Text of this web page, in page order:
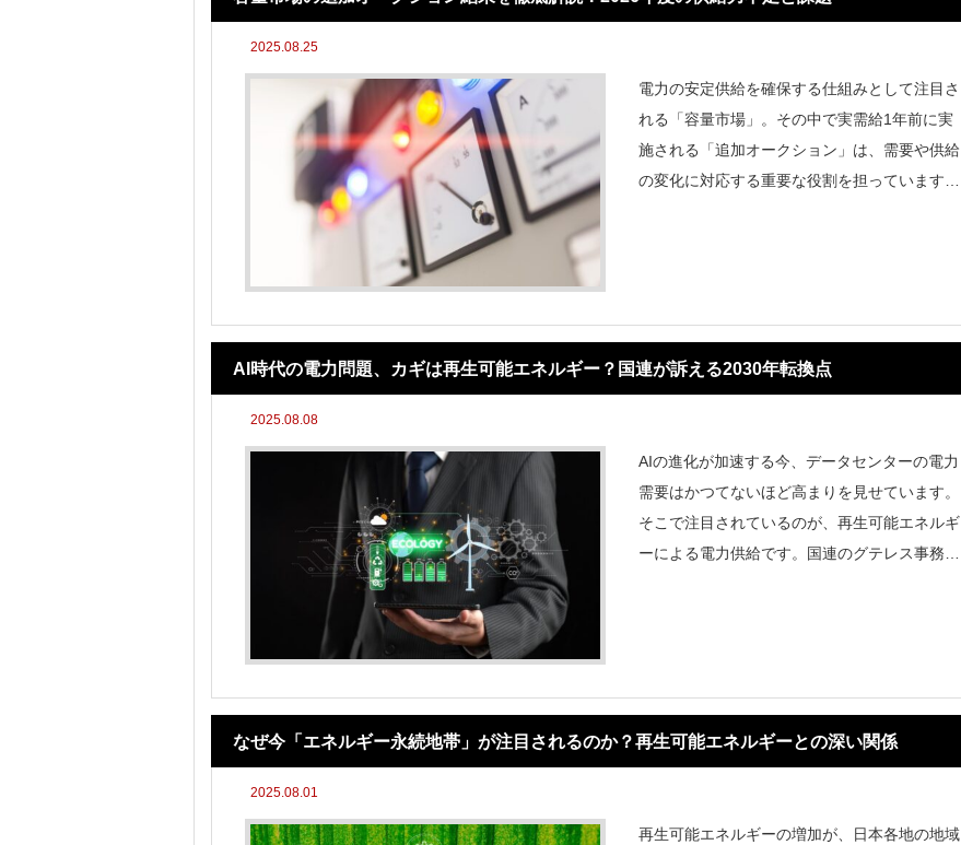
2025.08.25
電力の安定供給を確保する仕組みとして注目さ
れる「容量市場」。その中で実需給1年前に実
施される「追加オークション」は、需要や供給
の変化に対応する重要な役割を担っています。
AI時代の電力問題、カギは再生可能エネルギー？国連が訴える2030年転換点
2025.08.08
AIの進化が加速する今、データセンターの電力
需要はかつてないほど高まりを見せています。
そこで注目されているのが、再生可能エネルギ
ーによる電力供給です。国連のグテレス事務総
なぜ今「エネルギー永続地帯」が注目されるのか？再生可能エネルギーとの深い関係
2025.08.01
再生可能エネルギーの増加が、日本各地の地域